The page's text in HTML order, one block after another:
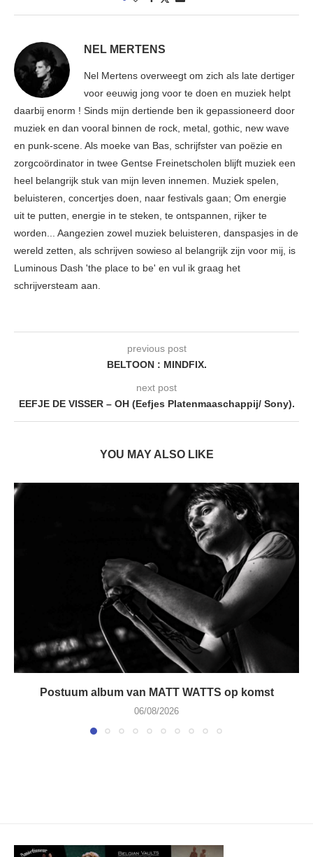
NEL MERTENS
Nel Mertens overweegt om zich als late dertiger
voor eeuwig jong voor te doen en muziek helpt
daarbij enorm ! Sinds mijn dertiende ben ik gepassioneerd door
muziek en dan vooral binnen de rock, metal, gothic, new wave
en punk-scene. Als moeke van Bas, schrijfster van poëzie en
zorgcoördinator in twee Gentse Freinetscholen blijft muziek een
heel belangrijk stuk van mijn leven innemen. Muziek spelen,
beluisteren, concertjes doen, naar festivals gaan; Om energie
uit te putten, energie in te steken, te ontspannen, rijker te
worden... Aangezien zowel muziek beluisteren, danspasjes in de
wereld zetten, als schrijven sowieso al belangrijk zijn voor mij, is
Luminous Dash 'the place to be' en vul ik graag het
schrijversteam aan.
previous post
BELTOON : MINDFIX.
next post
EEFJE DE VISSER – OH (Eefjes Platenmaaschappij/ Sony).
YOU MAY ALSO LIKE
Postuum album van MATT WATTS op komst
06/08/2026